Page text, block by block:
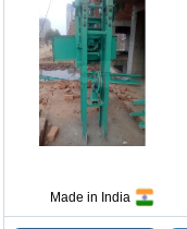
Made in India